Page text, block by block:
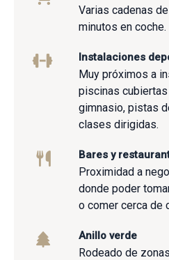
Varias cadenas
minutos en coche.
Instalaciones
Muy próximos a
piscinas
gimnasio, pistas
clases dirigidas.
Bares y
Proximidad a
donde poder
o comer cerca de
Anillo verde
Rodeado de